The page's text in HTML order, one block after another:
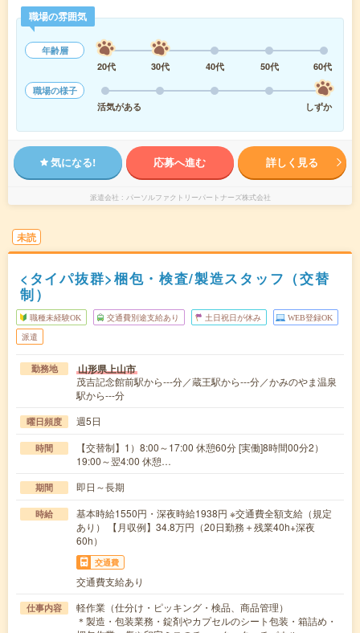
職場の雰囲気
年齢層
20代
30代 40代 50代
60代
職場の様子
活気がある
しずか
気になる! 応募へ進む 詳しく見る
派遣会社 パーソルファクトリーパートナーズ株式会社
未読
<タイパ抜群>梱包・検査/製造スタッフ（交替
制）
職種未経験OK 交通費別途支給あり 土日祝日が休み WEB登録OK
派遣
勤務地 山形県上山市
茂吉記念館前駅から---分／蔵王駅から---分／かみのやま温泉
駅から---分
曜日頻度 週5日
時間
【交替制】1）8:00～17:00 休憩60分 [実働]8時間00分2）
19:00～翌4:00 休憩…
期間 即日～長期
時給
基本時給1550円・深夜時給1938円 ※交通費全額支給（規定
あり） 【月収例】34.8万円（20日勤務＋残業40h+深夜
60h）
交通費
交通費支給あり
仕事内容
軽作業（仕分け・ピッキング・検品、商品管理）
＊製造・包装業務・錠剤やカプセルのシート包装・箱詰め・